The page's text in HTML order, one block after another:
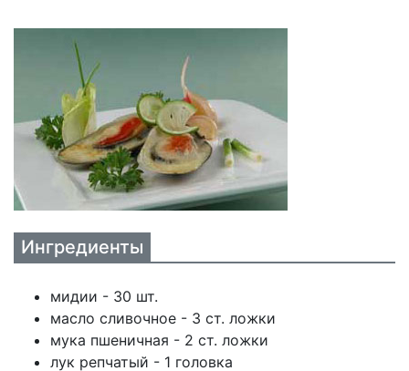
Ингредиенты
мидии - 30 шт.
масло сливочное - 3 ст. ложки
мука пшеничная - 2 ст. ложки
лук репчатый - 1 головка